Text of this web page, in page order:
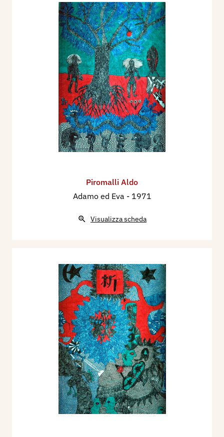
Piromalli Aldo
Adamo ed Eva - 1971
Visualizza scheda